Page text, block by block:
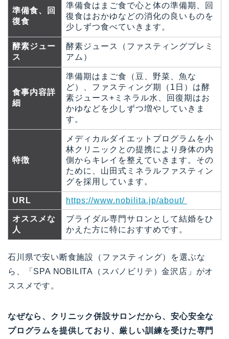
準備食、回
復食
準備食はまご食で心と体の準備期、回
復食はおかゆなどの消化の良いものを
少しずつ食べていきます。
酵素ジュー
ス
酵素ジュース（ファスティングプレミ
アム）
食事内容詳
細
準備期はまご食（豆、野菜、魚な
ど）、ファスティング期（1日）は酵
素ジュース+ミネラル水、回復期はお
かゆなどを少しずつ増やしていきま
す。
特徴
メディカルダイエットプログラムを小
林クリニックとの提携により身体の内
側からキレイを整えていきます。その
ために、山田式ミネラルファスティン
グを採用しています。
URL https://www.nobilita.jp/about/
オススメな
人
ブライダル専門サロンとして結婚をひ
かえた方に特におすすめです。
石川県で安い断食施設（ファスティング）を選ぶな
ら、「SPA NOBILITA（スパノビリテ）金沢店」がオ
ススメです。
なぜなら、クリニック併設サロンだから、安心安全な
プログラムを提供しており、厳しい訓練を受けた専門